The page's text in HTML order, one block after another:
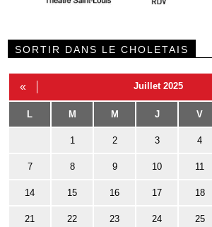
SORTIR DANS LE CHOLETAIS
« Juillet 2025
L M M J V
1 2 3 4
7 8 9 10 11
14 15 16 17 18
21 22 23 24 25